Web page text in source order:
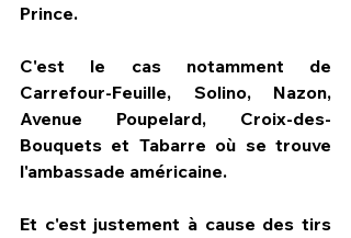
Prince.
C'est le cas notamment de
Carrefour-Feuille, Solino, Nazon,
Avenue Poupelard, Croix-des-
Bouquets et Tabarre où se trouve
l'ambassade américaine.
Et c'est justement à cause des tirs